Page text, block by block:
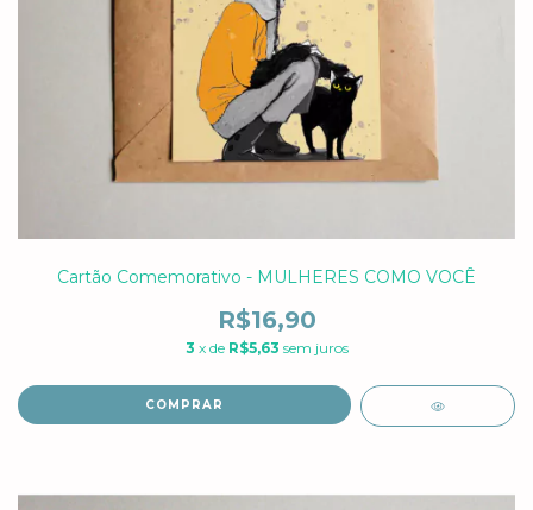
Cartão Comemorativo - MULHERES COMO VOCÊ
R$16,90
3 x de R$5,63 sem juros